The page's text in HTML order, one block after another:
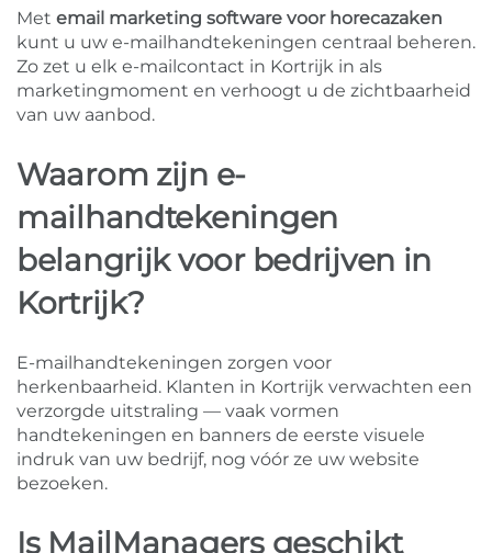
Met email marketing software voor horecazaken
kunt u uw e-mailhandtekeningen centraal beheren.
Zo zet u elk e-mailcontact in Kortrijk in als
marketingmoment en verhoogt u de zichtbaarheid
van uw aanbod.
Waarom zijn e-
mailhandtekeningen
belangrijk voor bedrijven in
Kortrijk?
E-mailhandtekeningen zorgen voor
herkenbaarheid. Klanten in Kortrijk verwachten een
verzorgde uitstraling — vaak vormen
handtekeningen en banners de eerste visuele
indruk van uw bedrijf, nog vóór ze uw website
bezoeken.
Is MailManagers geschikt